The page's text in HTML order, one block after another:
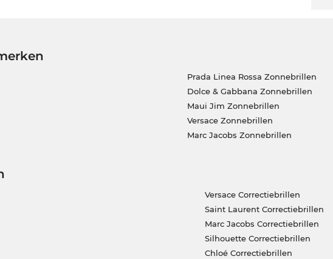
Prada Linea Rossa Zonnebrillen
Dolce & Gabbana Zonnebrillen
Maui Jim Zonnebrillen
Versace Zonnebrillen
Marc Jacobs Zonnebrillen
Versace Correctiebrillen
Saint Laurent Correctiebrillen
Marc Jacobs Correctiebrillen
Silhouette Correctiebrillen
Chloé Correctiebrillen